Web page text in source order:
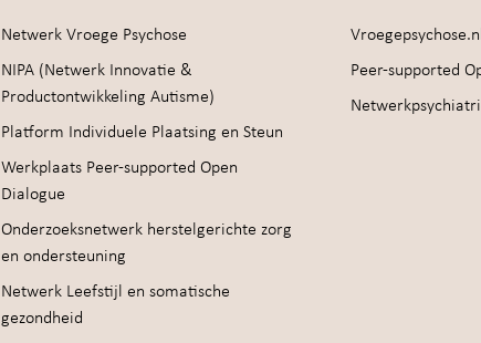
Netwerk Vroege Psychose
NIPA (Netwerk Innovatie &
Productontwikkeling Autisme)
Platform Individuele Plaatsing en Steun
Werkplaats Peer-supported Open
Dialogue
Onderzoeksnetwerk herstelgerichte zorg
en ondersteuning
Netwerk Leefstijl en somatische
gezondheid
Vroegepsychose.nl
Peer-supported